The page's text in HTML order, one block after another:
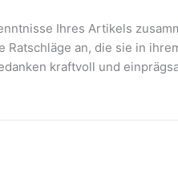
Ihres Artikels
an, die sie in
kraftvoll und